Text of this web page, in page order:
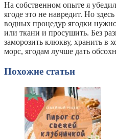
На собственном опыте я
ягоде это не навредит. Но
водных процедур ягодки
или ткани и просушить. Без
заморозить клюкву, хранить в
морс, ягодам лучше дать
Похожие статьи